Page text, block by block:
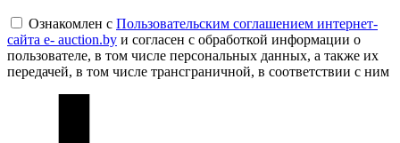
Ознакомлен с Пользовательским соглашением интернет-
сайта e- auction.by и согласен с обработкой информации о
пользователе, в том числе персональных данных, а также их
передачей, в том числе трансграничной, в соответствии с ним